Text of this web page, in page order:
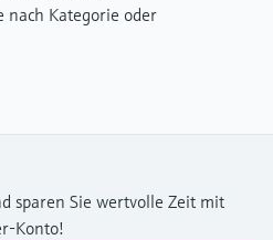
nach Kategorie oder
sparen Sie wertvolle Zeit mit
Konto!